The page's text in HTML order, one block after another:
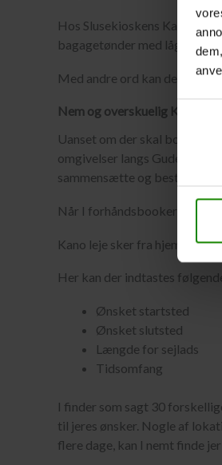
Hos Slusekioskens
bagagetønder med låg – se
Med andre ord kan der
Nem og overskuelig Kano leje
Uanset om der skal bookes
omgivelser langs Gudenåen,
sammensætte og bestille den
Når I forhåndsbooker, kan I
Kano leje sker fra
Her kan der indtastes
Ønsket startsted
Ønsket slutsted
Længde for sejlads
Tidsomfang
I finder som sagt 30
til jeres ønsker. Nogle af
flere dage, kan I nemt finde